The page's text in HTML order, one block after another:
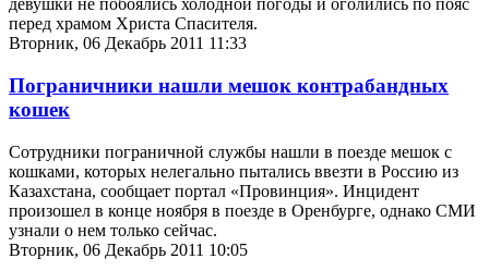
девушки не побоялись холодной погоды и оголились по пояс
перед храмом Христа Спасителя.
Вторник, 06 Декабрь 2011 11:33
Пограничники нашли мешок контрабандных
кошек
Сотрудники пограничной службы нашли в поезде мешок с
кошками, которых нелегально пытались ввезти в Россию из
Казахстана, сообщает портал «Провинция». Инцидент
произошел в конце ноября в поезде в Оренбурге, однако СМИ
узнали о нем только сейчас.
Вторник, 06 Декабрь 2011 10:05